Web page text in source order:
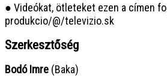
● Videókat, ötleteket ezen a címen
produkcio/@/televizio.sk
Szerkesztőség
Bodó Imre (Baka)